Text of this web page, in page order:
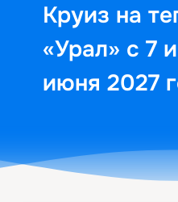
Круиз на
«Урал» с 7
июня 2027